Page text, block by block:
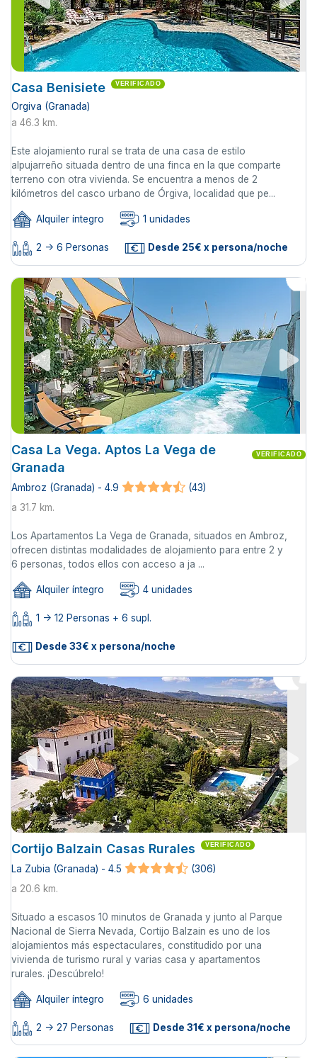
Casa Benisiete VERIFICADO
Orgiva (Granada)
a 46.3 km.
Este alojamiento rural se trata de una casa de estilo
alpujarreño situada dentro de una finca en la que comparte
terreno con otra vivienda. Se encuentra a menos de 2
kilómetros del casco urbano de Órgiva, localidad que pe...
Alquiler íntegro 1 unidades
2 -> 6 Personas Desde 25€ x persona/noche
Casa La Vega. Aptos La Vega de
Granada
VERIFICADO
Ambroz (Granada) - 4.9
(43)
a 31.7 km.
Los Apartamentos La Vega de Granada, situados en Ambroz,
ofrecen distintas modalidades de alojamiento para entre 2 y
6 personas, todos ellos con acceso a ja ...
Alquiler íntegro 4 unidades
1 -> 12 Personas + 6 supl.
Desde 33€ x persona/noche
Cortijo Balzain Casas Rurales VERIFICADO
La Zubia (Granada) - 4.5
(306)
a 20.6 km.
Situado a escasos 10 minutos de Granada y junto al Parque
Nacional de Sierra Nevada, Cortijo Balzain es uno de los
alojamientos más espectaculares, constitudido por una
vivienda de turismo rural y varias casa y apartamentos
rurales. ¡Descúbrelo!
Alquiler íntegro 6 unidades
2 -> 27 Personas Desde 31€ x persona/noche